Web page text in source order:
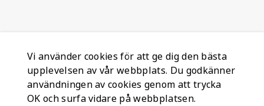
Vi använder cookies för att ge dig den bästa
upplevelsen av vår webbplats. Du godkänner
användningen av cookies genom att trycka
OK och surfa vidare på webbplatsen.